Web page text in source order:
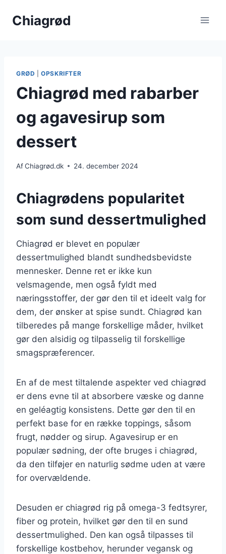
Chiagrød
GRØD |OPSKRIFTER
Chiagrød med rabarber
og agavesirup som
dessert
AfChiagrød.dk 24. december 2024
Chiagrødens popularitet
som sund dessertmulighed
Chiagrød er blevet en populær
dessertmulighed blandt sundhedsbevidste
mennesker. Denne ret er ikke kun
velsmagende, men også fyldt med
næringsstoffer, der gør den til et ideelt valg for
dem, der ønsker at spise sundt. Chiagrød kan
tilberedes på mange forskellige måder, hvilket
gør den alsidig og tilpasselig til forskellige
smagspræferencer.
En af de mest tiltalende aspekter ved chiagrød
er dens evne til at absorbere væske og danne
en geléagtig konsistens. Dette gør den til en
perfekt base for en række toppings, såsom
frugt, nødder og sirup. Agavesirup er en
populær sødning, der ofte bruges i chiagrød,
da den tilføjer en naturlig sødme uden at være
for overvældende.
Desuden er chiagrød rig på omega-3 fedtsyrer,
fiber og protein, hvilket gør den til en sund
dessertmulighed. Den kan også tilpasses til
forskellige kostbehov, herunder vegansk og